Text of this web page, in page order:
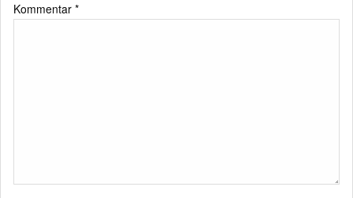
Kommentar *